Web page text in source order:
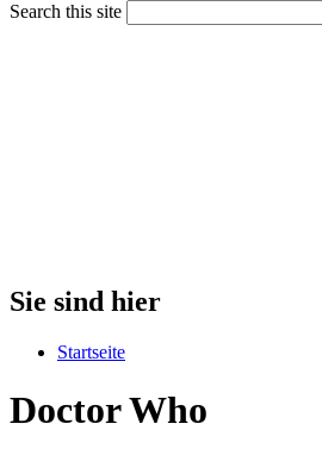
Search this site
Sie sind hier
Startseite
Doctor Who